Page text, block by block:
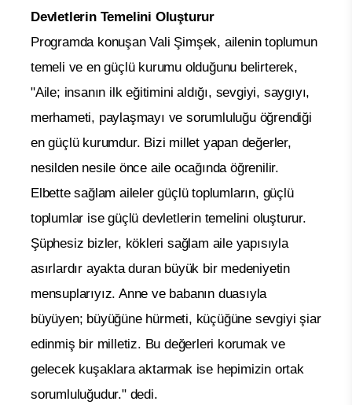
Devletlerin Temelini Oluşturur
Programda konuşan Vali Şimşek, ailenin toplumun
temeli ve en güçlü kurumu olduğunu belirterek,
"Aile; insanın ilk eğitimini aldığı, sevgiyi, saygıyı,
merhameti, paylaşmayı ve sorumluluğu öğrendiği
en güçlü kurumdur. Bizi millet yapan değerler,
nesilden nesile önce aile ocağında öğrenilir.
Elbette sağlam aileler güçlü toplumların, güçlü
toplumlar ise güçlü devletlerin temelini oluşturur.
Şüphesiz bizler, kökleri sağlam aile yapısıyla
asırlardır ayakta duran büyük bir medeniyetin
mensuplarıyız. Anne ve babanın duasıyla
büyüyen; büyüğüne hürmeti, küçüğüne sevgiyi şiar
edinmiş bir milletiz. Bu değerleri korumak ve
gelecek kuşaklara aktarmak ise hepimizin ortak
sorumluluğudur." dedi.